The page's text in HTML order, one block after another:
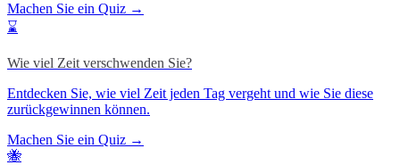
Machen Sie ein Quiz →
⌛
Wie viel Zeit verschwenden Sie?
Entdecken Sie, wie viel Zeit jeden Tag vergeht und wie Sie diese
zurückgewinnen können.
Machen Sie ein Quiz →
🐝